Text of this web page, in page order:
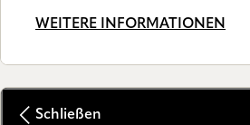
WEITERE INFORMATIONEN
Schließen